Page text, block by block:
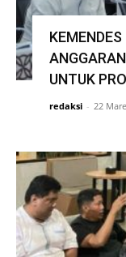
UNTUK
redaksi - 22